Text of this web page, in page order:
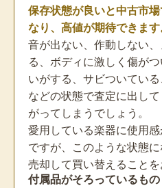
保存状態が良いと中古市
なり、高値が期待できます
音が出ない、作動しない
る、ボディに激しく傷が
いがする、サビついてい
などの状態で査定に出し
がってしまうでしょう。
愛用している楽器に使用
ですが、このような状態
売却して買い替えることを
付属品がそろっているもの